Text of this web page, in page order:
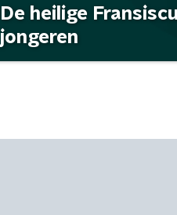
De heilige
jongeren